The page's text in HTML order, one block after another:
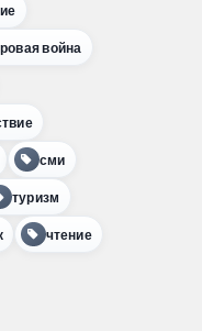
война
сми
туризм
чтение